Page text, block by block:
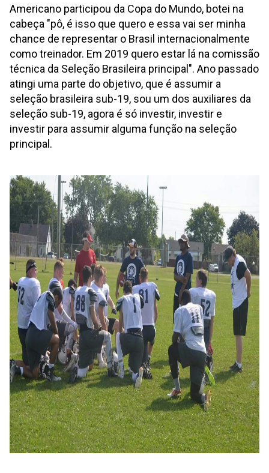
Americano participou da Copa do Mundo, botei na
cabeça "pô, é isso que quero e essa vai ser minha
chance de representar o Brasil internacionalmente
como treinador. Em 2019 quero estar lá na comissão
técnica da Seleção Brasileira principal". Ano passado
atingi uma parte do objetivo, que é assumir a
seleção brasileira sub-19, sou um dos auxiliares da
seleção sub-19, agora é só investir, investir e
investir para assumir alguma função na seleção
principal.